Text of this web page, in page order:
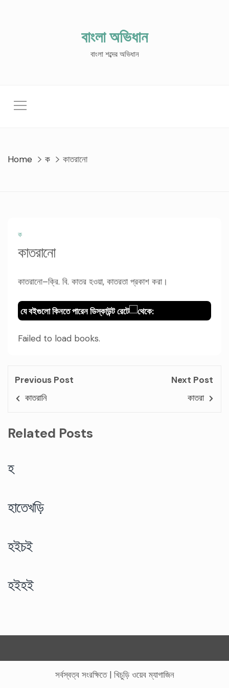
বাংলা অভিধান
বাংলা শব্দের অভিধান
Home ক কাতরানো
ক
কাতরানো
কাতরানো–ক্রি. বি. কাতর হওয়া, কাতরতা প্রকাশ করা।
যে বইগুলো কিনতে পারেন ডিস্কাউন্ট রেটে থেকে:
Failed to load books.
Previous Post
কাতরানি
Next Post
কাতরা
Related Posts
হ
হাতেখড়ি
হইচই
হইহই
সর্বস্বত্ব সংরক্ষিতে | খিচুড়ি ওয়েব ম্যাগাজিন